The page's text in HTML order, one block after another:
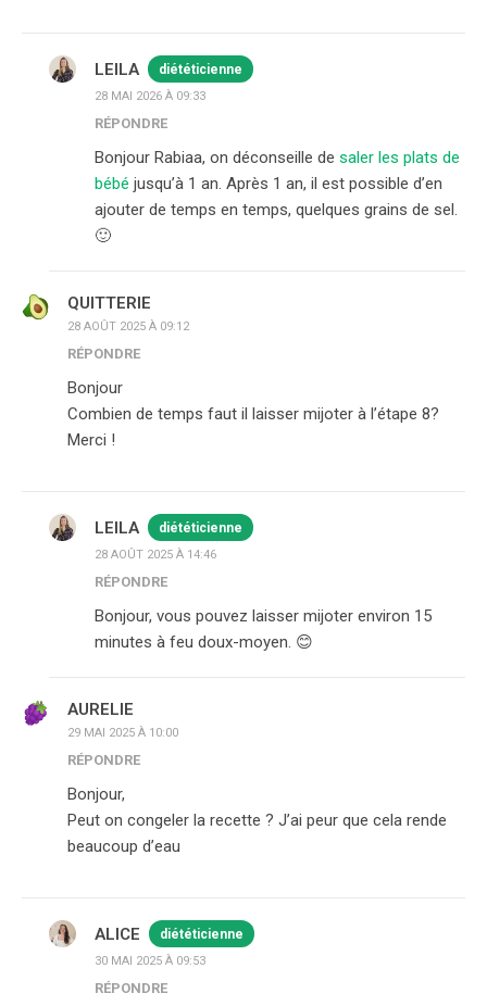
LEILA diététicienne
28 MAI 2026 À 09:33
RÉPONDRE
Bonjour Rabiaa, on déconseille de saler les plats de
bébé jusqu’à 1 an. Après 1 an, il est possible d’en
ajouter de temps en temps, quelques grains de sel.
🙂
QUITTERIE
28 AOÛT 2025 À 09:12
RÉPONDRE
Bonjour
Combien de temps faut il laisser mijoter à l’étape 8?
Merci !
LEILA diététicienne
28 AOÛT 2025 À 14:46
RÉPONDRE
Bonjour, vous pouvez laisser mijoter environ 15
minutes à feu doux-moyen. 😊
AURELIE
29 MAI 2025 À 10:00
RÉPONDRE
Bonjour,
Peut on congeler la recette ? J’ai peur que cela rende
beaucoup d’eau
ALICE diététicienne
30 MAI 2025 À 09:53
RÉPONDRE